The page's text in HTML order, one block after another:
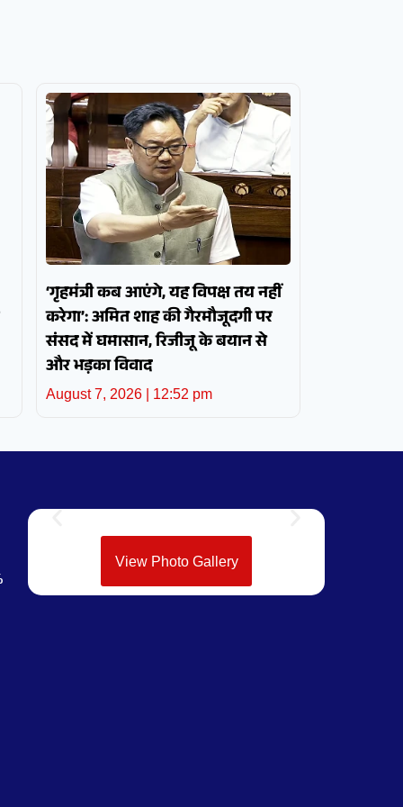
‘गृहमंत्री कब आएंगे, यह विपक्ष तय नहीं
करेगा’: अमित शाह की गैरमौजूदगी पर
संसद में घमासान, रिजीजू के बयान से
और भड़का विवाद
August 7, 2026 12:52 pm
View Photo Gallery